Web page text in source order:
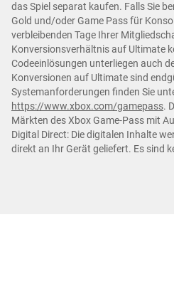
das Spiel separat kaufen. Falls Sie
Gold und/oder Game Pass für
verbleibenden Tage Ihrer
Konversionsverhältnis auf Ultimate
Codeeinlösungen unterliegen auch
Konversionen auf Ultimate sind
Systemanforderungen finden Sie
https://www.xbox.com/gamepass.
Märkten des Xbox Game-Pass mit
Digital Direct: Die digitalen Inhalte
direkt an Ihr Gerät geliefert. Es sind